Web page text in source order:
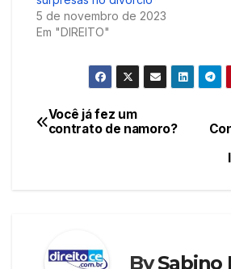
5 de novembro de 2023
Em "DIREITO"
Navegação
Você já fez um
contrato de namoro?
BySabino